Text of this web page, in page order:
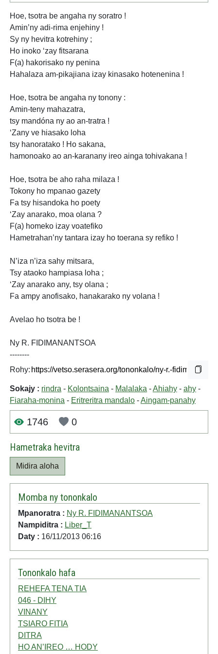
Hoe, tsotra be angaha ny soratro !
Amin’ny adi-rima enjehiny !
Sy ny hevitra kotrehiny ;
Ho inoko ‘zay fitsarana
F(a) hakorisako ny penina
Hahalaza am-pikajiana izay kinasako hotenenina !
Hoe, tsotra be angaha ny tonony :
Amin-teny mahazatra,
tsy mandóna ny ao an-tratra !
‘Zany ve hiasako loha
tsy hanoratako ! Ho sakana,
hamonoako ao an-karanany ireo ainga tohivakana !
Hoe, tsotra be aho raha milaza !
Tokony ho mpanao gazety
Fa tsy hisandoka ho poety
‘Zay anarako, moa olana ?
F(a) homeko izay voatefiko
Hametrahan’ny tantara izay ho toerana sy refiko !
N’iza n’iza sahy mitsara,
Tsy ataoko hampiasa loha ;
‘Zay anarako any, tsy olana ;
Fa ampy anofisako, hanakarako ny volana !
Avelao ho tsotra be !
Ny R. FIDIMANANTSOA
--------
Rohy:
Sokajy : rindra - Kolontsaina - Malalaka -Ahiahy - ahy -
Fiaraha-monina - Eritreritra mandalo -Aingam-panahy
1746 0
Hametraka hevitra
Midira aloha
Momba ny tononkalo
Mpanoratra : Ny R. FIDIMANANTSOA
Nampiditra : Liber_T
Daty : 16/11/2013 06:16
Tononkalo hafa
REHEFA TENA TIA
046 - DIHY
VINANY
TSIARO FITIA
DITRA
HO AN’IREO … HODY